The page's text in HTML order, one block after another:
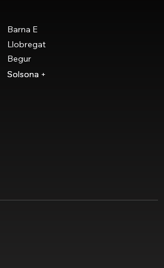
Barna E
Llobregat
Begur
Solsona
Solsona +